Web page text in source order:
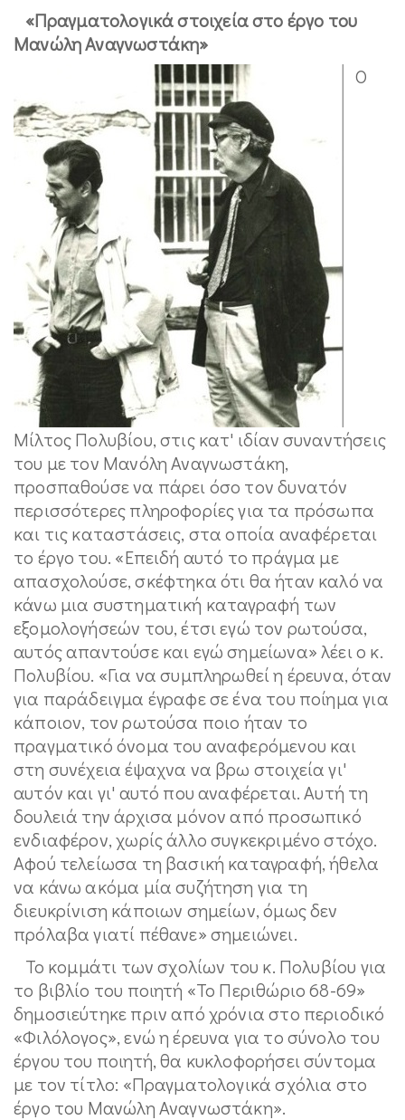
«Πραγματολογικά στοιχεία στο έργο του
Μανώλη Αναγνωστάκη»
Ο
Μίλτος Πολυβίου, στις κατ' ιδίαν συναντήσεις
του με τον Μανόλη Αναγνωστάκη,
προσπαθούσε να πάρει όσο τον δυνατόν
περισσότερες πληροφορίες για τα πρόσωπα
και τις καταστάσεις, στα οποία αναφέρεται
το έργο του. «Επειδή αυτό το πράγμα με
απασχολούσε, σκέφτηκα ότι θα ήταν καλό να
κάνω μια συστηματική καταγραφή των
εξομολογήσεών του, έτσι εγώ τον ρωτούσα,
αυτός απαντούσε και εγώ σημείωνα» λέει ο κ.
Πολυβίου. «Για να συμπληρωθεί η έρευνα, όταν
για παράδειγμα έγραφε σε ένα του ποίημα για
κάποιον, τον ρωτούσα ποιο ήταν το
πραγματικό όνομα του αναφερόμενου και
στη συνέχεια έψαχνα να βρω στοιχεία γι'
αυτόν και γι' αυτό που αναφέρεται. Αυτή τη
δουλειά την άρχισα μόνον από προσωπικό
ενδιαφέρον, χωρίς άλλο συγκεκριμένο στόχο.
Αφού τελείωσα τη βασική καταγραφή, ήθελα
να κάνω ακόμα μία συζήτηση για τη
διευκρίνιση κάποιων σημείων, όμως δεν
πρόλαβα γιατί πέθανε» σημειώνει.
Το κομμάτι των σχολίων του κ. Πολυβίου για
το βιβλίο του ποιητή «Το Περιθώριο 68-69»
δημοσιεύτηκε πριν από χρόνια στο περιοδικό
«Φιλόλογος», ενώ η έρευνα για το σύνολο του
έργου του ποιητή, θα κυκλοφορήσει σύντομα
με τον τίτλο: «Πραγματολογικά σχόλια στο
έργο του Μανώλη Αναγνωστάκη».